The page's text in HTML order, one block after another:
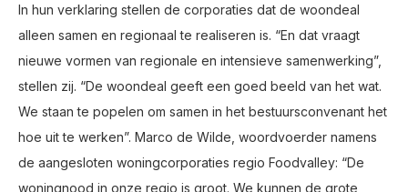
In hun verklaring stellen de corporaties dat de woondeal
alleen samen en regionaal te realiseren is. “En dat vraagt
nieuwe vormen van regionale en intensieve samenwerking”,
stellen zij. “De woondeal geeft een goed beeld van het wat.
We staan te popelen om samen in het bestuursconvenant het
hoe uit te werken”. Marco de Wilde, woordvoerder namens
de aangesloten woningcorporaties regio Foodvalley: “De
woningnood in onze regio is groot. We kunnen de grote